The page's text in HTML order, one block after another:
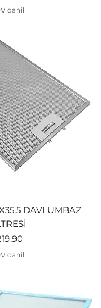
dahil
DAVLUMBAZ
dahil